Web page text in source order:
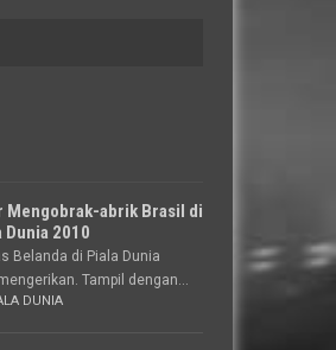
Mengobrak-abrik Brasil di
2010
Belanda di Piala Dunia
Tampil dengan...
DUNIA